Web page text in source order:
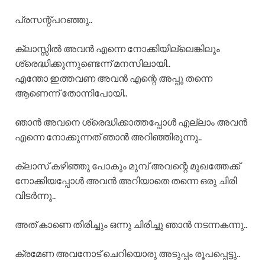
പ്രസന്റ്പറഞ്ഞു..
ക്ലാസ്സിൽ അവൻ എന്നെ നോക്കിയില്ലെങ്കിലും
ശ്രെദ്ധിക്കുന്നുണ്ടെന്ന് മനസിലായി..
എന്തോ ഇത്തവണ അവൻ എന്റെ അപ്പു തന്നെ
ആണെന്ന് തോന്നിപോയി..
ഞാൻ അവനെ ശ്രെദ്ധിക്കാത്തപ്പോൾ എല്ലാം അവൻ
എന്നെ നോക്കുന്നത് ഞാൻ അറിഞ്ഞിരുന്നു..
ക്ലാസ് കഴിഞ്ഞു പോകും മുമ്പ് അവന്റെ മുഖത്തേക്ക്
നോക്കിയപ്പോൾ അവൻ അറിയാതെ തന്നെ ഒരു ചിരി
വിടർന്നു..
അത് കാണെ തിരിച്ചും ഒന്നു ചിരിച്ചു ഞാൻ നടന്നകന്നു..
ക്രമേണ അവനോട് ചെറിയൊരു അടുപ്പം രൂപപ്പെട്ടു..